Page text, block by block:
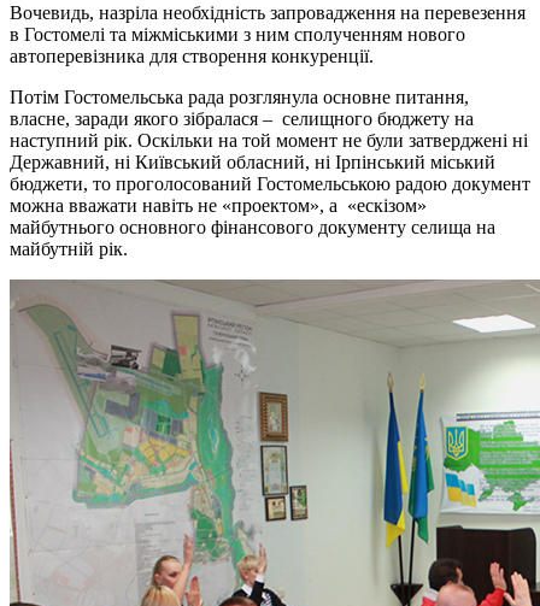
Вочевидь, назріла необхідність запровадження на перевезення
в Гостомелі та міжміськими з ним сполученням нового
автоперевізника для створення конкуренції.
Потім Гостомельська рада розглянула основне питання,
власне, заради якого зібралася – селищного бюджету на
наступний рік. Оскільки на той момент не були затверджені ні
Державний, ні Київський обласний, ні Ірпінський міський
бюджети, то проголосований Гостомельською радою документ
можна вважати навіть не «проектом», а «ескізом»
майбутнього основного фінансового документу селища на
майбутній рік.